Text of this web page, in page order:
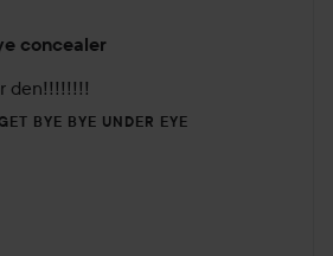
concealer
den!!!!!!!!
BYE BYE UNDER EYE